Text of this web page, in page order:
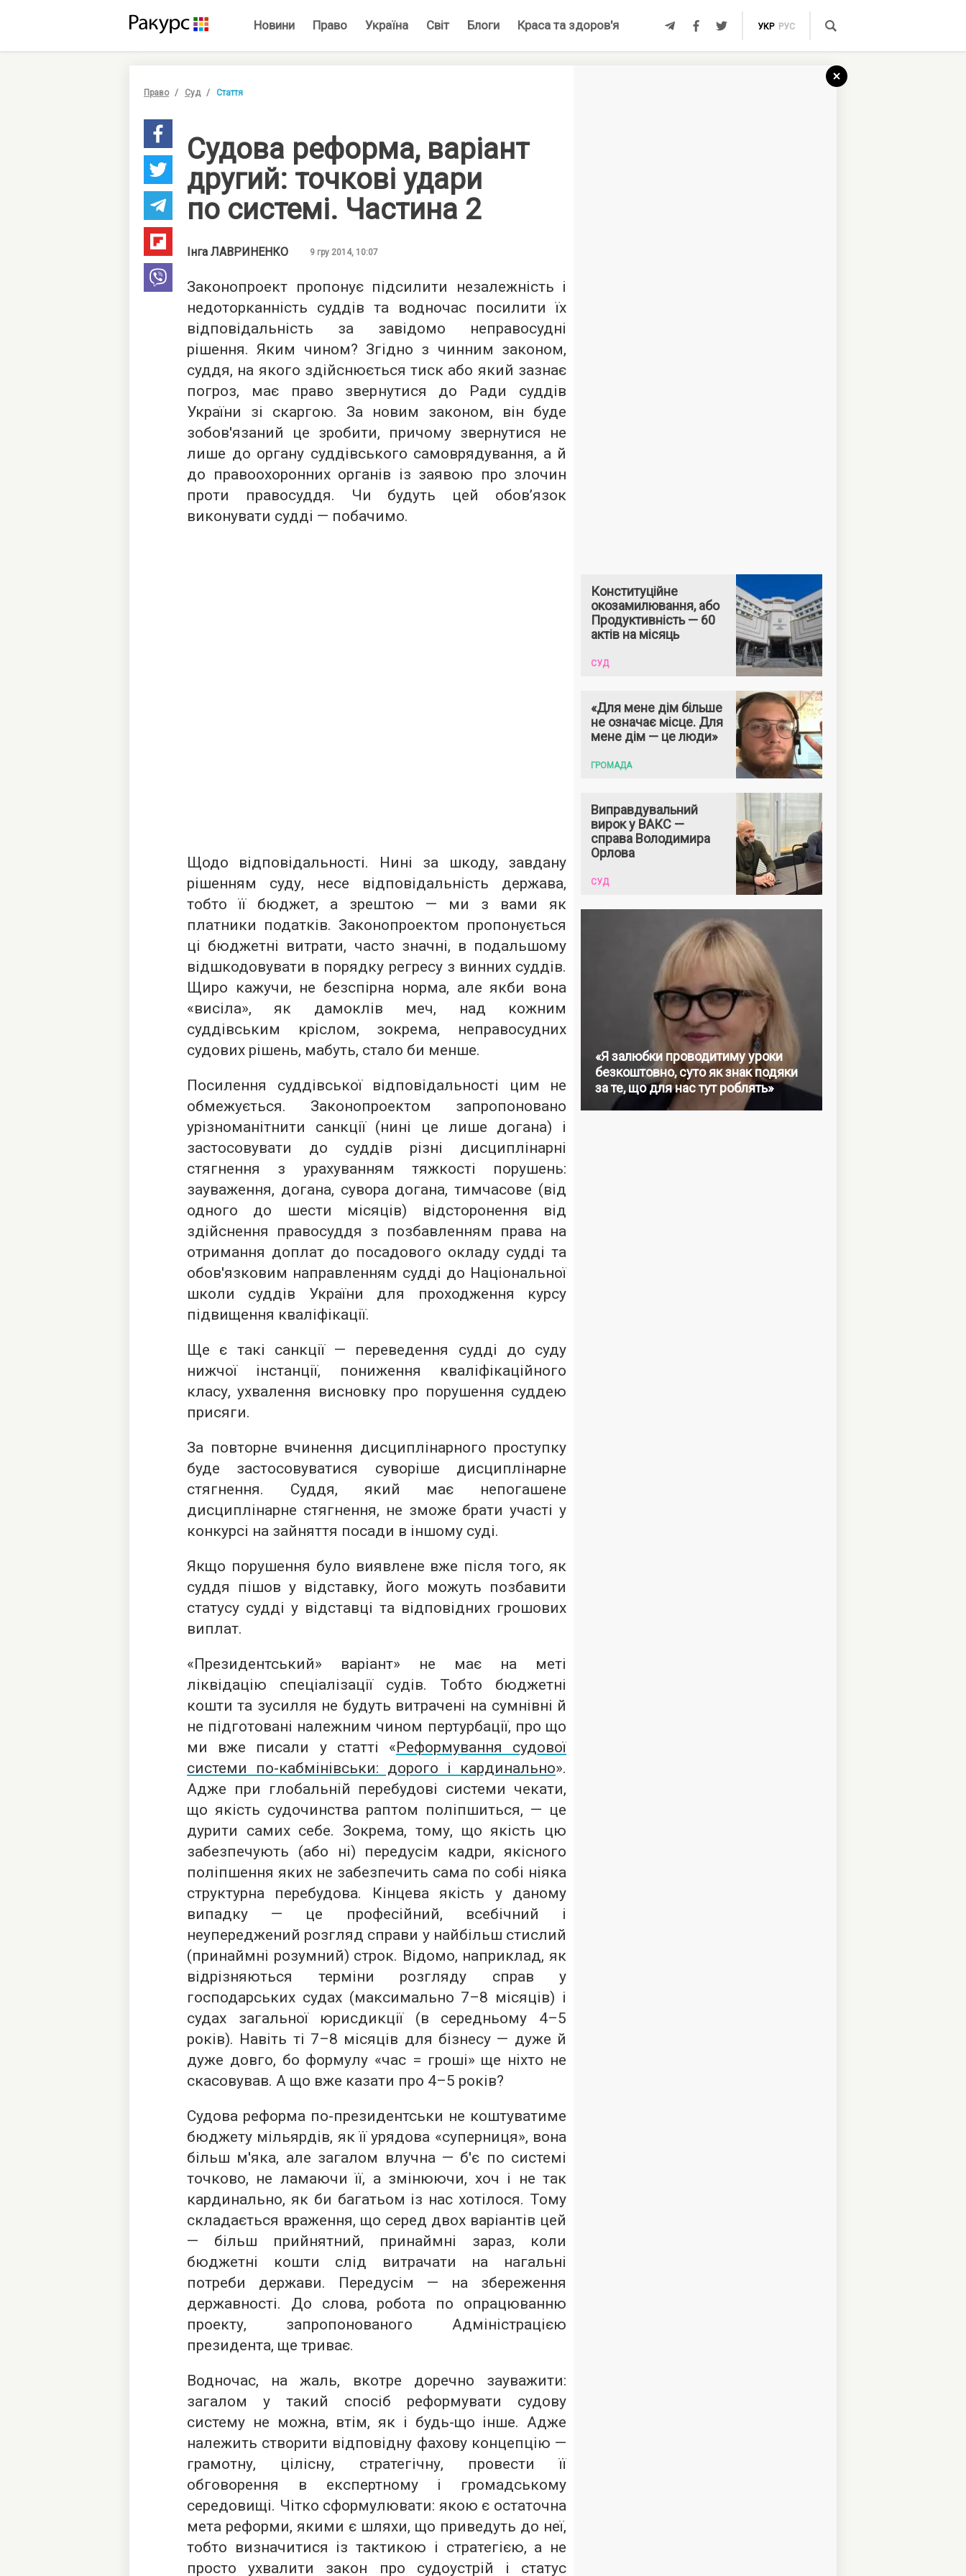
Новини Право Україна Світ Блоги Краса та здоров'я УКР РУС
Право Суд Стаття
Судова реформа, варіант
другий: точкові удари
по системі. Частина 2
Інга ЛАВРИНЕНКО 9 гру 2014, 10:07
Законопроект пропонує підсилити незалежність і
недоторканність суддів та водночас посилити їх
відповідальність за завідомо неправосудні
рішення. Яким чином? Згідно з чинним законом,
суддя, на якого здійснюється тиск або який зазнає
погроз, має право звернутися до Ради суддів
України зі скаргою. За новим законом, він буде
зобов'язаний це зробити, причому звернутися не
лише до органу суддівського самоврядування, а й
до правоохоронних органів із заявою про злочин
проти правосуддя. Чи будуть цей обов’язок
виконувати судді — побачимо.
Щодо відповідальності. Нині за шкоду, завдану
рішенням суду, несе відповідальність держава,
тобто її бюджет, а зрештою — ми з вами як
платники податків. Законопроектом пропонується
ці бюджетні витрати, часто значні, в подальшому
відшкодовувати в порядку регресу з винних суддів.
Щиро кажучи, не безспірна норма, але якби вона
«висіла», як дамоклів меч, над кожним
суддівським кріслом, зокрема, неправосудних
судових рішень, мабуть, стало би менше.
Посилення суддівської відповідальності цим не
обмежується. Законопроектом запропоновано
урізноманітнити санкції (нині це лише догана) і
застосовувати до суддів різні дисциплінарні
стягнення з урахуванням тяжкості порушень:
зауваження, догана, сувора догана, тимчасове (від
одного до шести місяців) відсторонення від
здійснення правосуддя з позбавленням права на
отримання доплат до посадового окладу судді та
обов'язковим направленням судді до Національної
школи суддів України для проходження курсу
підвищення кваліфікації.
Ще є такі санкції — переведення судді до суду
нижчої інстанції, пониження кваліфікаційного
класу, ухвалення висновку про порушення суддею
присяги.
За повторне вчинення дисциплінарного проступку
буде застосовуватися суворіше дисциплінарне
стягнення. Суддя, який має непогашене
дисциплінарне стягнення, не зможе брати участі у
конкурсі на зайняття посади в іншому суді.
Якщо порушення було виявлене вже після того, як
суддя пішов у відставку, його можуть позбавити
статусу судді у відставці та відповідних грошових
виплат.
«Президентський» варіант» не має на меті
ліквідацію спеціалізації судів. Тобто бюджетні
кошти та зусилля не будуть витрачені на сумнівні й
не підготовані належним чином пертурбації, про що
ми вже писали у статті «Реформування судової
системи по-кабмінівськи: дорого і кардинально».
Адже при глобальній перебудові системи чекати,
що якість судочинства раптом поліпшиться, — це
дурити самих себе. Зокрема, тому, що якість цю
забезпечують (або ні) передусім кадри, якісного
поліпшення яких не забезпечить сама по собі ніяка
структурна перебудова. Кінцева якість у даному
випадку — це професійний, всебічний і
неупереджений розгляд справи у найбільш стислий
(принаймні розумний) строк. Відомо, наприклад, як
відрізняються терміни розгляду справ у
господарських судах (максимально 7–8 місяців) і
судах загальної юрисдикції (в середньому 4–5
років). Навіть ті 7–8 місяців для бізнесу — дуже й
дуже довго, бо формулу «час = гроші» ще ніхто не
скасовував. А що вже казати про 4–5 років?
Судова реформа по-президентськи не коштуватиме
бюджету мільярдів, як її урядова «суперниця», вона
більш м'яка, але загалом влучна — б'є по системі
точково, не ламаючи її, а змінюючи, хоч і не так
кардинально, як би багатьом із нас хотілося. Тому
складається враження, що серед двох варіантів цей
— більш прийнятний, принаймні зараз, коли
бюджетні кошти слід витрачати на нагальні
потреби держави. Передусім — на збереження
державності. До слова, робота по опрацюванню
проекту, запропонованого Адміністрацією
президента, ще триває.
Водночас, на жаль, вкотре доречно зауважити:
загалом у такий спосіб реформувати судову
систему не можна, втім, як і будь-що інше. Адже
належить створити відповідну фахову концепцію —
грамотну, цілісну, стратегічну, провести її
обговорення в експертному і громадському
середовищі. Чітко сформулювати: якою є остаточна
мета реформи, якими є шляхи, що приведуть до неї,
тобто визначитися із тактикою і стратегією, а не
просто ухвалити закон про судоустрій і статус
Конституційне
окозамилювання, або
Продуктивність — 60
актів на місяць
СУД
«Для мене дім більше
не означає місце. Для
мене дім — це люди»
ГРОМАДА
Виправдувальний
вирок у ВАКС —
справа Володимира
Орлова
СУД
«Я залюбки проводитиму уроки
безкоштовно, суто як знак подяки
за те, що для нас тут роблять»